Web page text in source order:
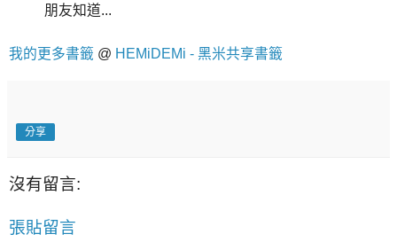
朋友知道...
我的更多書籤 @ HEMiDEMi - 黑米共享書籤
分享
沒有留言:
張貼留言